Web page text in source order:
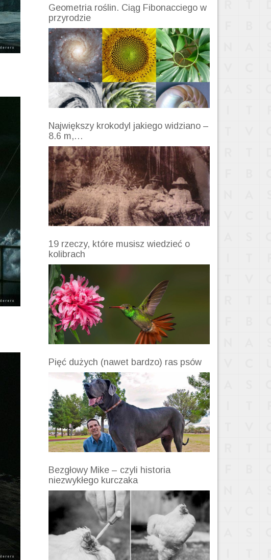
Geometria roślin. Ciąg Fibonacciego w
przyrodzie
Największy krokodyl jakiego widziano –
8.6 m,…
19 rzeczy, które musisz wiedzieć o
kolibrach
Pięć dużych (nawet bardzo) ras psów
Bezgłowy Mike – czyli historia
niezwykłego kurczaka